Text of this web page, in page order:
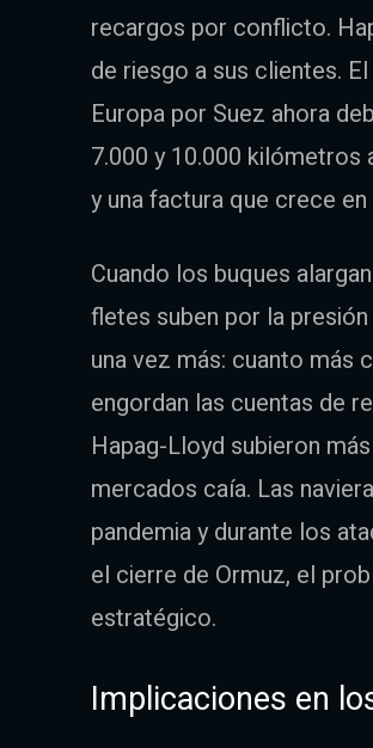
recargos por conflicto.
de riesgo a sus clientes.
Europa por Suez ahora
7.000 y 10.000 kilómetros
y una factura que crece
Cuando los buques
fletes suben por la
una vez más: cuanto más
engordan las cuentas de
Hapag-Lloyd subieron
mercados caía. Las
pandemia y durante los
el cierre de Ormuz, el
estratégico.
Implicaciones en